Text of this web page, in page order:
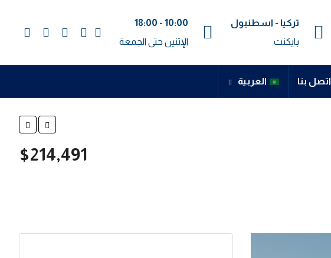
تركيا - اسطنبول
بايكنت
10:00 - 18:00
الإثنين حتى الجمعة
اتصل بنا العربية
$214,491